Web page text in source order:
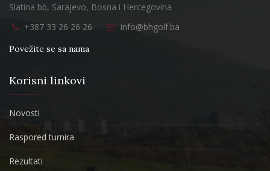
Slatina bb, Sarajevo, Bosna i Hercegovina
+387 33 26 26 26
info@bhgolf.ba
Povežite se sa nama
Korisni linkovi
Novosti
Raspored turnira
Rezultati